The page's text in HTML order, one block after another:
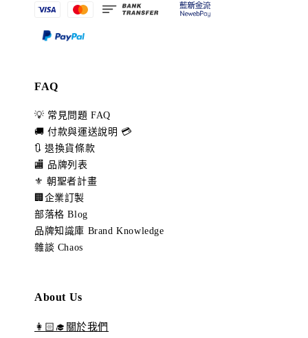
FAQ
💡 常見問題 FAQ
🚚 付款與運送說明 💳
🔃 退換貨條款
🏬 品牌列表
⚜️ 朝聖者計畫
🏢企業訂製
部落格 Blog
品牌知識庫 Brand Knowledge
雜談 Chaos
About Us
👩🏻‍🎓關於我們